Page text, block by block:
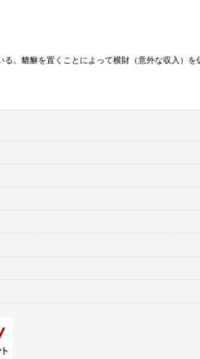
。貔貅を置くことによって横財（意外な収入）